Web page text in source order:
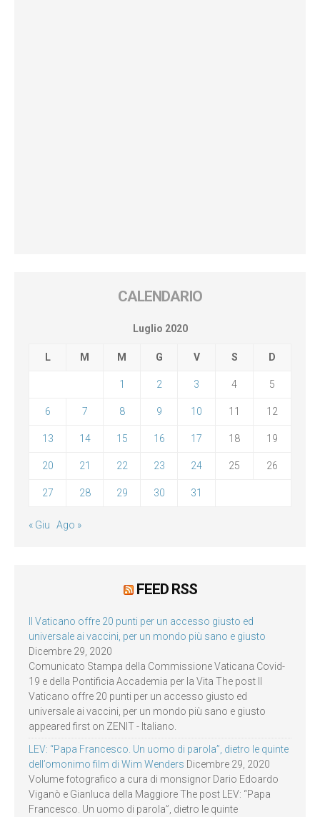
CALENDARIO
Luglio 2020
L M M G V S D
1 2 3 4 5
6 7 8 9 10 11 12
13 14 15 16 17 18 19
20 21 22 23 24 25 26
27 28 29 30 31
« Giu Ago »
FEED RSS
Il Vaticano offre 20 punti per un accesso giusto ed
universale ai vaccini, per un mondo più sano e giusto
Dicembre 29, 2020
Comunicato Stampa della Commissione Vaticana Covid-
19 e della Pontificia Accademia per la Vita The post Il
Vaticano offre 20 punti per un accesso giusto ed
universale ai vaccini, per un mondo più sano e giusto
appeared first on ZENIT - Italiano.
LEV: “Papa Francesco. Un uomo di parola”, dietro le quinte
dell’omonimo film di Wim Wenders Dicembre 29, 2020
Volume fotografico a cura di monsignor Dario Edoardo
Viganò e Gianluca della Maggiore The post LEV: “Papa
Francesco. Un uomo di parola”, dietro le quinte